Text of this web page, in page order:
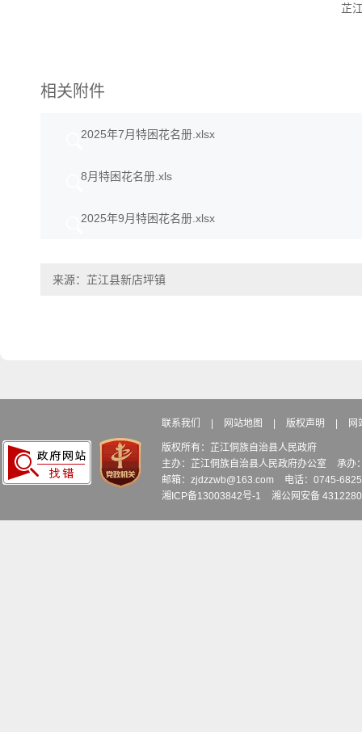
芷
相关附件
2025年7月特困花名册.xlsx
8月特困花名册.xls
2025年9月特困花名册.xlsx
来源：芷江县新店坪镇
联系我们 网站地图 版权声明 网
版权所有：芷江侗族自治县人民政府
主办：芷江侗族自治县人民政府办公室
承办
邮箱：zjdzzwb@163.com
电话：0745-
湘ICP备13003842号-1
湘公网安备